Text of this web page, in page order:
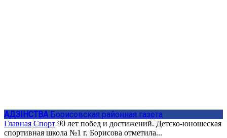
АДЗIНСТВА Борисовская районная газета
Главная Спорт 90 лет побед и достижений. Детско-юношеская
спортивная школа №1 г. Борисова отметила...